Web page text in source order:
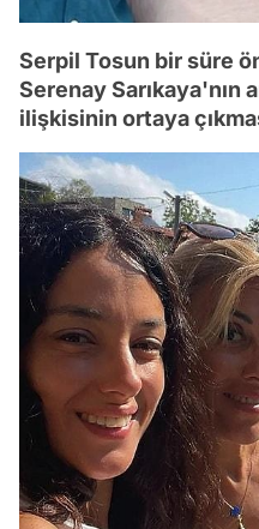
Serpil Tosun bir süre
Serenay Sarıkaya'nın
ilişkisinin ortaya